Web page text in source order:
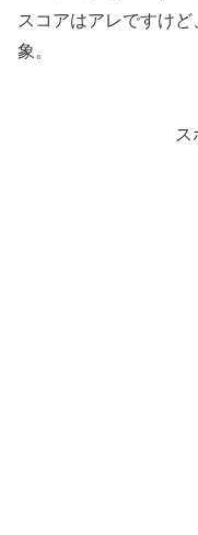
スコアはアレですけ
象。
ス